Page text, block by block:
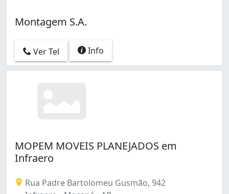
Montagem S.A.
Ver Tel Info
MOPEM MOVEIS PLANEJADOS em
Infraero
Rua Padre Bartolomeu Gusmão, 942